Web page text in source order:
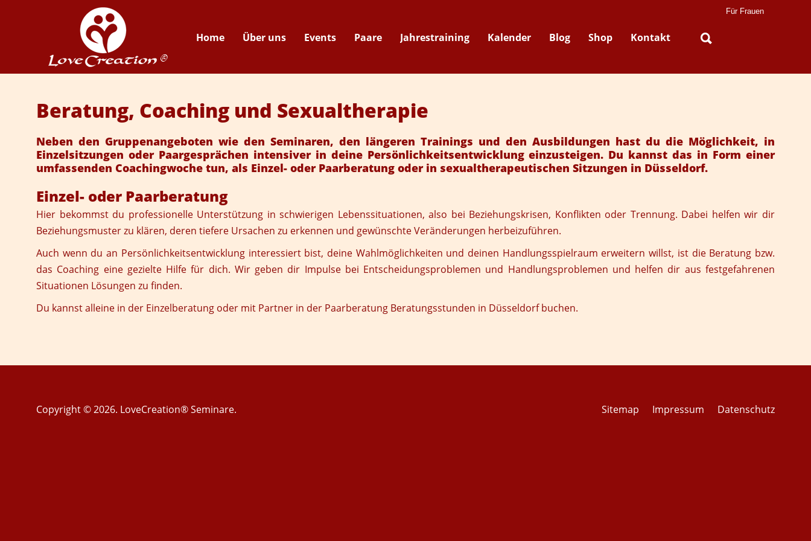
Für Frauen
Home Über uns Events Paare Jahrestraining Kalender Blog Shop Kontakt
Suche
Beratung, Coaching und Sexualtherapie
Neben den Gruppenangeboten wie den Seminaren, den längeren Trainings und den Ausbildungen hast du die Möglichkeit, in
Einzelsitzungen oder Paargesprächen intensiver in deine Persönlichkeitsentwicklung einzusteigen. Du kannst das in Form einer
umfassenden Coachingwoche tun, als Einzel- oder Paarberatung oder in sexualtherapeutischen Sitzungen in Düsseldorf.
Einzel- oder Paarberatung
Hier bekommst du professionelle Unterstützung in schwierigen Lebenssituationen, also bei Beziehungskrisen, Konflikten oder Trennung. Dabei helfen wir dir
Beziehungsmuster zu klären, deren tiefere Ursachen zu erkennen und gewünschte Veränderungen herbeizuführen.
Auch wenn du an Persönlichkeitsentwicklung interessiert bist, deine Wahlmöglichkeiten und deinen Handlungsspielraum erweitern willst, ist die Beratung bzw.
das Coaching eine gezielte Hilfe für dich. Wir geben dir Impulse bei Entscheidungsproblemen und Handlungsproblemen und helfen dir aus festgefahrenen
Situationen Lösungen zu finden.
Du kannst alleine in der Einzelberatung oder mit Partner in der Paarberatung Beratungsstunden in Düsseldorf buchen.
Copyright © 2026. LoveCreation® Seminare. Sitemap Impressum Datenschutz